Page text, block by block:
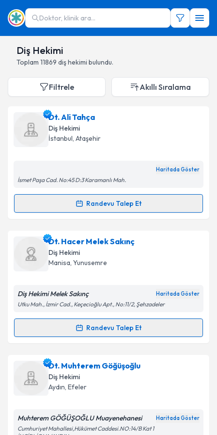
Doktor, klinik ara...
Diş Hekimi
Toplam 11869 diş hekimi bulundu.
Filtrele Akıllı Sıralama
Dt. Ali Tahça
Diş Hekimi
İstanbul, Ataşehir
Haritada Göster
İsmet Paşa Cad. No:45 D:3 Karamanlı Mah.
Randevu Talep Et
Randevu Takvimi Talebi
Dt. Ali Tahçaiçin randevu takvimi talebi oluşturun.
Size bu uzmandan randevu almanız için bir takvim
hazırlandığında e-posta ile bilgilendireceğiz.
Kişisel verilerimin işlenmesine ilişkin
Metni'ni okudum ve kişisel verilerimin belirtilen
Takvim Talebini Gönder
Dt. Hacer Melek Sakınç
Diş Hekimi
Manisa, Yunusemre
Diş Hekimi Melek Sakınç Haritada Göster
Utku Mah., İzmir Cad., Keçecioğlu Apt., No:11/2, Şehzadeler
Randevu Talep Et
Randevu Takvimi Talebi
Dt. Hacer Melek Sakınçiçin randevu takvimi talebi
oluşturun. Size bu uzmandan randevu almanız için bir
takvim hazırlandığında e-posta ile bilgilendireceğiz.
Dt. Muhterem Göğüşoğlu
Diş Hekimi
Aydın, Efeler
Muhterem GÖĞÜŞOĞLU Muayenehanesi Haritada Göster
Cumhuriyet Mahallesi,Hükümet Caddesi.NO:14/B Kat 1